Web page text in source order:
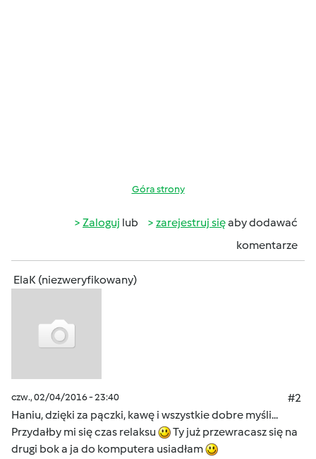
Góra strony
Zaloguj lub zarejestruj sięaby dodawać
komentarze
ElaK (niezweryfikowany)
czw., 02/04/2016 - 23:40
#2
Haniu, dzięki za pączki, kawę i wszystkie dobre myśli...
Przydałby mi się czas relaksu
Ty już przewracasz się na
drugi bok a ja do komputera usiadłam